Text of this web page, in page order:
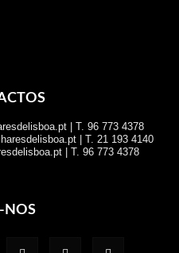
| T. 96 773 4378
| T. 21 193 4140
| T. 96 773 4378
NOS